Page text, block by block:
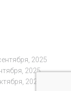
2025
2025
2024